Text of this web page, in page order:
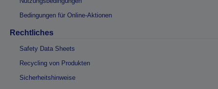
Bedingungen für Online-Aktionen
Rechtliches
Safety Data Sheets
Recycling von Produkten
Sicherheitshinweise